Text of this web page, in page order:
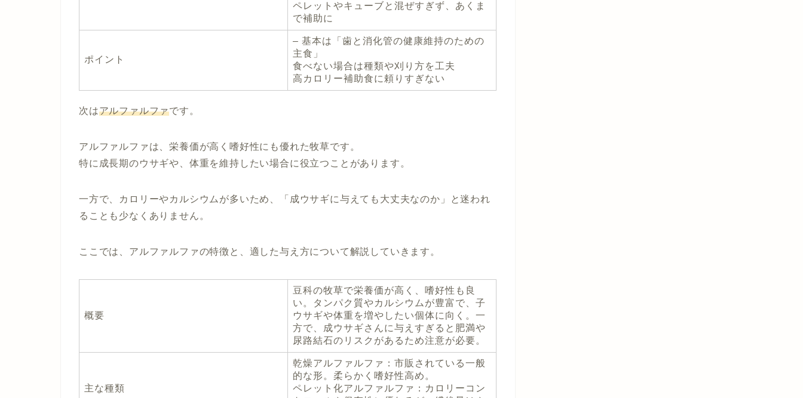
ペレットやキューブと混ぜすぎず、あくま
で補助に
ポイント
– 基本は「歯と消化管の健康維持のための
主食」
食べない場合は種類や刈り方を工夫
高カロリー補助食に頼りすぎない
次はアルファルファです。
アルファルファは、栄養価が高く嗜好性にも優れた牧草です。
特に成長期のウサギや、体重を維持したい場合に役立つことがあります。
一方で、カロリーやカルシウムが多いため、「成ウサギに与えても大丈夫なのか」と迷われ
ることも少なくありません。
ここでは、アルファルファの特徴と、適した与え方について解説していきます。
概要
豆科の牧草で栄養価が高く、嗜好性も良
い。タンパク質やカルシウムが豊富で、子
ウサギや体重を増やしたい個体に向く。一
方で、成ウサギさんに与えすぎると肥満や
尿路結石のリスクがあるため注意が必要。
主な種類
乾燥アルファルファ ：市販されている一般
的な形。柔らかく嗜好性高め。
ペレット化アルファルファ ：カロリーコン